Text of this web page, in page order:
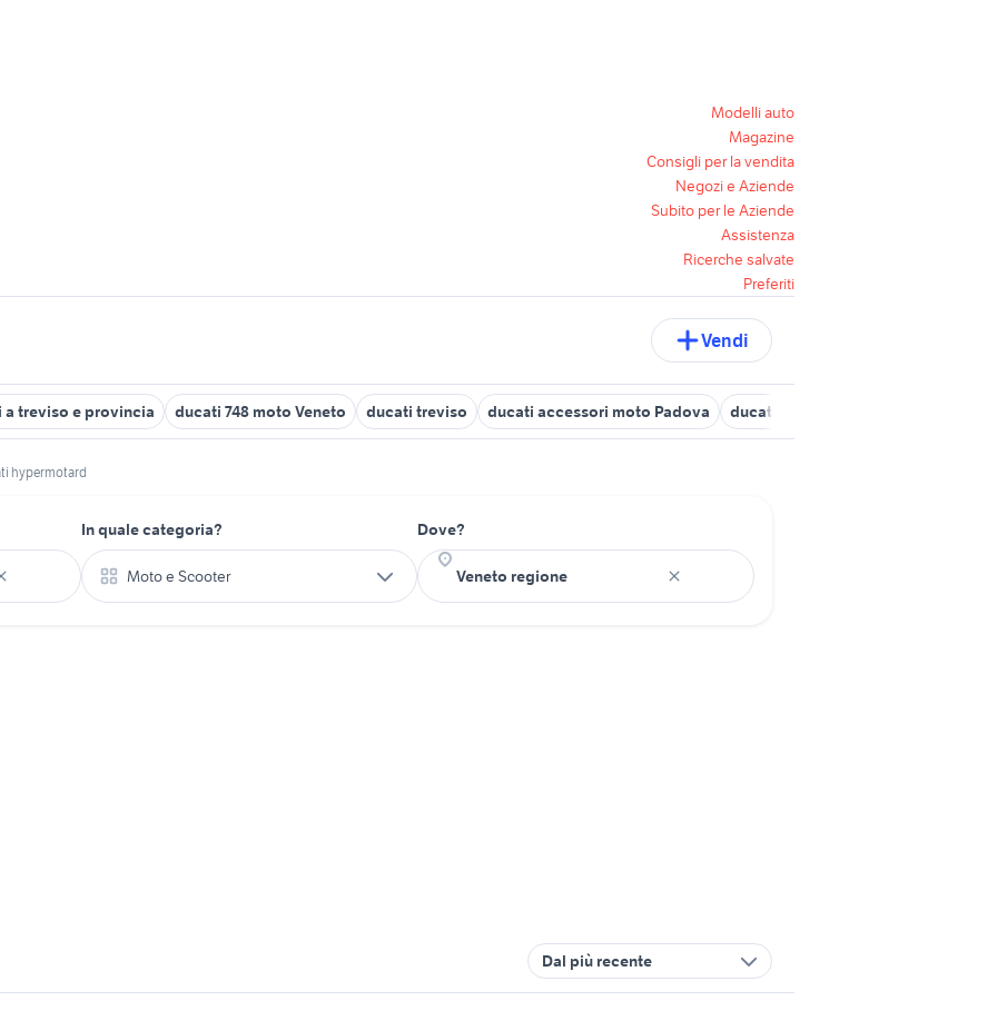
Modelli auto
Magazine
Consigli per la vendita
Negozi e Aziende
Subito per le Aziende
Assistenza
Ricerche salvate
Preferiti
Vendi
a treviso e provincia ducati 748 moto Veneto ducati treviso ducati accessori moto Padova ducati belluno
hypermotard
In quale categoria?
Moto e Scooter
Dove?
Dal più recente